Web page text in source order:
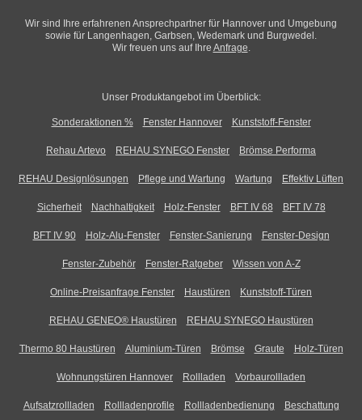
Wir sind Ihre erfahrenen Ansprechpartner für Hannover und Umgebung
sowie für Langenhagen, Garbsen, Wedemark und Burgwedel.
Wir freuen uns auf Ihre Anfrage
Unser Produktangebot im Überblick:
Sonderaktionen % Fenster Hannover Kunststoff-Fenster
Rehau Artevo REHAU SYNEGO Fenster Brömse Performa
REHAU Designlösungen Pflege und Wartung Wartung Effektiv Lüften
Sicherheit Nachhaltigkeit Holz-Fenster BFT IV 68 BFT IV 78
BFT IV 90 Holz-Alu-Fenster Fenster-Sanierung Fenster-Design
Fenster-Zubehör Fenster-Ratgeber Wissen von A-Z
Online-Preisanfrage Fenster Haustüren Kunststoff-Türen
REHAU GENEO® Haustüren REHAU SYNEGO Haustüren
Thermo 80 Haustüren Aluminium-Türen Brömse Graute Holz-Türen
Wohnungstüren Hannover Rollladen Vorbaurollladen
Aufsatzrollladen Rollladenprofile Rollladenbedienung Beschattung